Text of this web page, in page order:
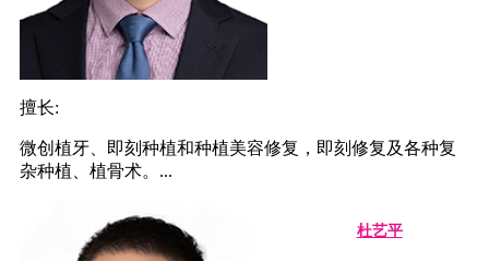
擅长:
微创植牙、即刻种植和种植美容修复，即刻修复及各种复
杂种植、植骨术。...
杜艺平